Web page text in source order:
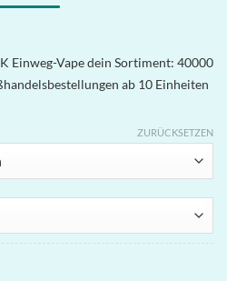
Einweg-Vape dein Sortiment: 40000
ab 10 Einheiten
ZURÜCKSETZEN